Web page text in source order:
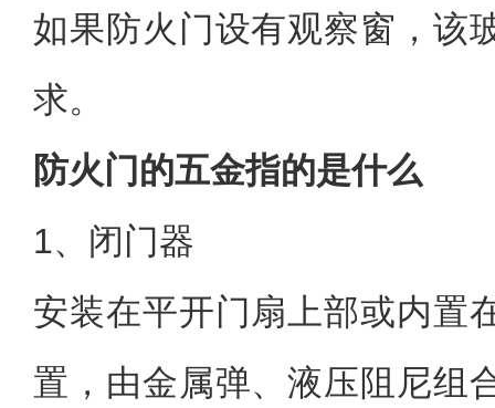
如果防火门设有观察窗，该
求。
防火门的五金指的是什么
1、闭门器
安装在平开门扇上部或内置
置，由金属弹、液压阻尼组